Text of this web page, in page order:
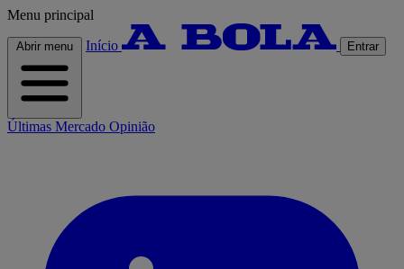
Menu principal
Abrir menu Início Entrar
Últimas Mercado Opinião